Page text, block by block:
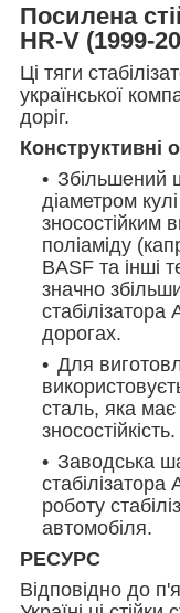
Посилена
HR-V (1999-
Ці тяги
української
доріг.
Конструктивні
Збільшений
діаметром
зносостійким
поліаміду
BASF та інші
значно
дорогах.
Для
сталь, яка має
зносостійкість.
Заводська
стабілізатора
роботу
автомобіля.
РЕСУРС
Відповідно до